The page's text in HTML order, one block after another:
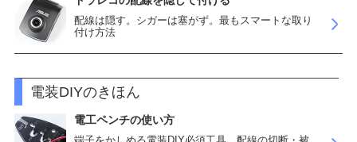
配線は隠す。シガーは塞がず。最もスマートな取り
付け方法
電装DIYのきほん
電工ペンチの使い方